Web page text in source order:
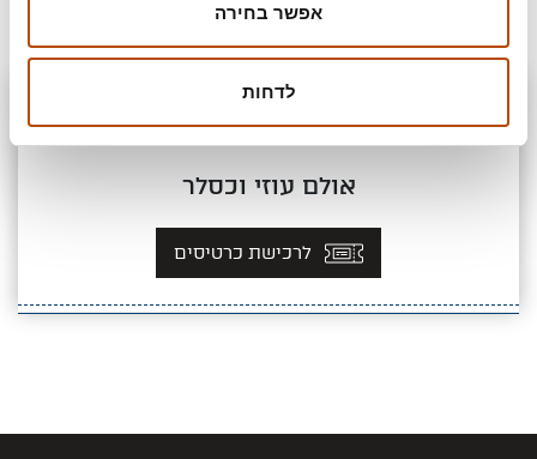
אפשר בחירה
לדחות
מועדים
אולם עוזי וכסלר
לרכישת כרטיסים